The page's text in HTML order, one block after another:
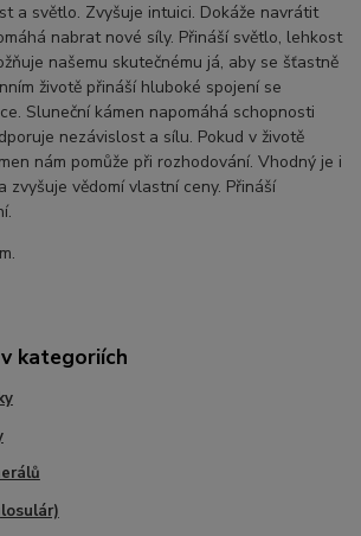
a světlo. Zvyšuje intuici. Dokáže navrátit
nabrat nové síly. Přináší světlo, lehkost
našemu skutečnému já, aby se šťastně
životě přináší hluboké spojení se
Sluneční kámen napomáhá schopnosti
nezávislost a sílu. Pokud v životě
nám pomůže při rozhodování. Vhodný je i
zvyšuje vědomí vlastní ceny. Přináší
kategoriích